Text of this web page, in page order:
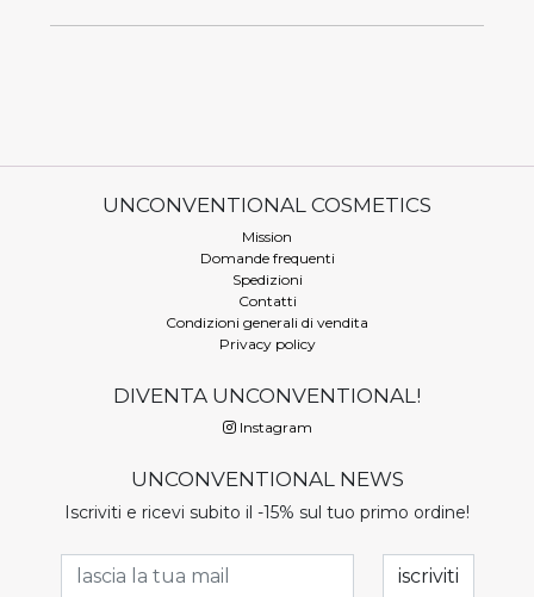
UNCONVENTIONAL COSMETICS
Mission
Domande frequenti
Spedizioni
Contatti
Condizioni generali di vendita
Privacy policy
DIVENTA UNCONVENTIONAL!
Instagram
UNCONVENTIONAL NEWS
Iscriviti e ricevi subito il -15% sul tuo primo ordine!